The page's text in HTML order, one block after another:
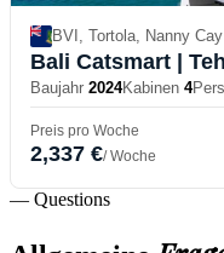
BVI, Tortola, Nanny
Bali Catsmart |
Baujahr 2024Kabinen 4
Preis pro Woche
2,337 €/ Woche
— Questions